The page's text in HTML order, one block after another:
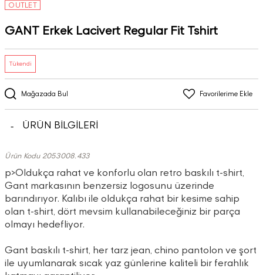
OUTLET
GANT Erkek Lacivert Regular Fit Tshirt
Mağazada Bul Favorilerime Ekle
Tükendi
ÜRÜN BİLGİLERİ
Ürün Kodu 2053008.433
p>Oldukça rahat ve konforlu olan retro baskılı t-shirt,
Gant markasının benzersiz logosunu üzerinde
barındırıyor. Kalıbı ile oldukça rahat bir kesime sahip
olan t-shirt, dört mevsim kullanabileceğiniz bir parça
olmayı hedefliyor.
Gant baskılı t-shirt, her tarz jean, chino pantolon ve şort
ile uyumlanarak sıcak yaz günlerine kaliteli bir ferahlık